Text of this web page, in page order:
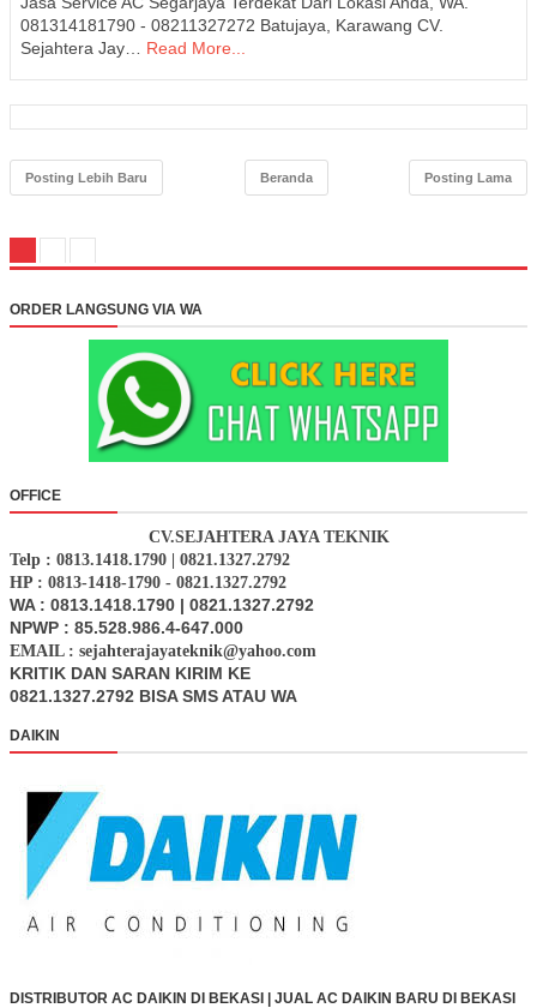
081314181790 - 08211327272 Batujaya, Karawang CV.
Sejahtera Jay…
Read More...
Posting Lebih Baru Posting Lama
Beranda
ORDER LANGSUNG VIA WA
OFFICE
CV.SEJAHTERA JAYA TEKNIK
Telp : 0813.1418.1790 | 0821.1327.2792
HP : 0813-1418-1790 - 0821.1327.2792
WA : 0813.1418.1790 | 0821.1327.2792
NPWP : 85.528.986.4-647.000
EMAIL : sejahterajayateknik@yahoo.com
KRITIK DAN SARAN KIRIM KE
0821.1327.2792 BISA SMS ATAU WA
DAIKIN
DISTRIBUTOR AC DAIKIN DI BEKASI | JUAL AC DAIKIN BARU DI BEKASI